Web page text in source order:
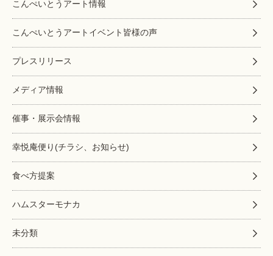
こんぺいとうアート情報
こんぺいとうアートイベント皆様の声
プレスリリース
メディア情報
催事・展示会情報
幸悦庵便り(チラシ、お知らせ)
食べ方提案
ハムスターモナカ
未分類